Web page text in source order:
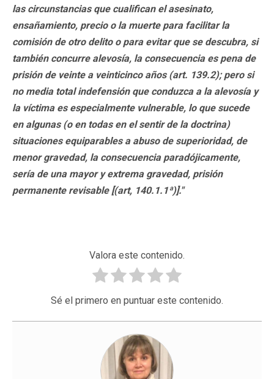
las circunstancias que cualifican el asesinato,
ensañamiento, precio o la muerte para facilitar la
comisión de otro delito o para evitar que se descubra, si
también concurre alevosía, la consecuencia es pena de
prisión de veinte a veinticinco años (art. 139.2); pero si
no media total indefensión que conduzca a la alevosía y
la víctima es especialmente vulnerable, lo que sucede
en algunas (o en todas en el sentir de la doctrina)
situaciones equiparables a abuso de superioridad, de
menor gravedad, la consecuencia paradójicamente,
sería de una mayor y extrema gravedad, prisión
permanente revisable [(art, 140.1.1ª)]."
Valora este contenido.
Sé el primero en puntuar este contenido.